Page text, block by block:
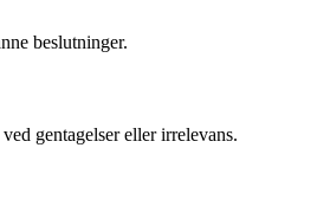
beslutninger.
gentagelser eller irrelevans.